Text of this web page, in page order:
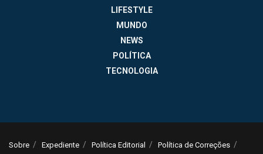
LIFESTYLE
MUNDO
NEWS
POLÍTICA
TECNOLOGIA
Sobre Expediente Política Editorial
Política de Correções